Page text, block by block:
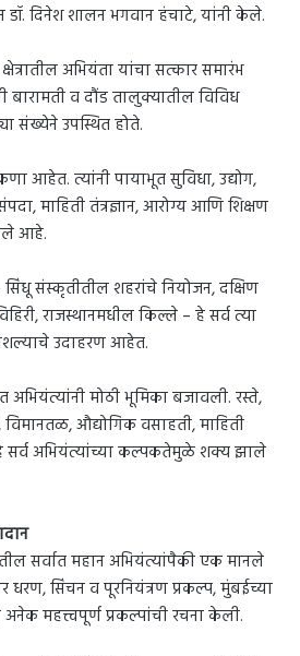
डॉ. दिनेश शालन भगवान हंचाटे, यांनी केले.
अभियंता यांचा सत्कार समारंभ
बारामती व दौंड तालुक्यातील विविध
संख्येने उपस्थित होते.
आहेत. त्यांनी पायाभूत सुविधा, उद्योग,
माहिती तंत्रज्ञान, आरोग्य आणि शिक्षण
आहे.
सिंधू संस्कृतीतील शहरांचे नियोजन, दक्षिण
राजस्थानमधील किल्ले – हे सर्व त्या
उदाहरण आहेत.
अभियंत्यांनी मोठी भूमिका बजावली. रस्ते,
औद्योगिक वसाहती, माहिती
हे सर्व अभियंत्यांच्या कल्पकतेमुळे शक्य झाले
सर्वात महान अभियंत्यांपैकी एक मानले
धरण, सिंचन व पूरनियंत्रण प्रकल्प, मुंबईच्या
महत्त्वपूर्ण प्रकल्पांची रचना केली.